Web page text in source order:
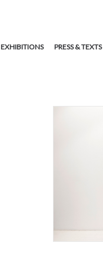
EXHIBITIONS PRESS & TEXTS